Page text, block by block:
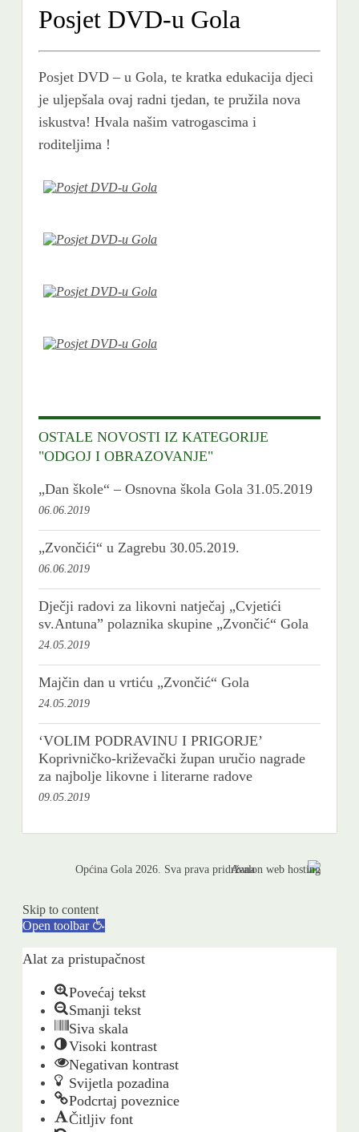
Posjet DVD-u Gola
Posjet DVD – u Gola, te kratka edukacija djeci
je uljepšala ovaj radni tjedan, te pružila nova
iskustva! Hvala našim vatrogascima i
roditeljima !
OSTALE NOVOSTI IZ KATEGORIJE
"ODGOJ I OBRAZOVANJE"
„Dan škole“ – Osnovna škola Gola 31.05.2019
06.06.2019
„Zvončići“ u Zagrebu 30.05.2019.
06.06.2019
Dječji radovi za likovni natječaj „Cvjetići
sv.Antuna” polaznika skupine „Zvončić“ Gola
24.05.2019
Majčin dan u vrtiću „Zvončić“ Gola
24.05.2019
‘VOLIM PODRAVINU I PRIGORJE’
Koprivničko-križevački župan uručio nagrade
za najbolje likovne i literarne radove
09.05.2019
Općina Gola 2026. Sva prava pridržana
Skip to content
Open toolbar
Alat za pristupačnost
Povećaj tekst
Smanji tekst
Siva skala
Visoki kontrast
Negativan kontrast
Svijetla pozadina
Podcrtaj poveznice
Čitljiv font